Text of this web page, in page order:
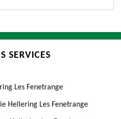
SERVICES
Les Fenetrange
Hellering Les Fenetrange